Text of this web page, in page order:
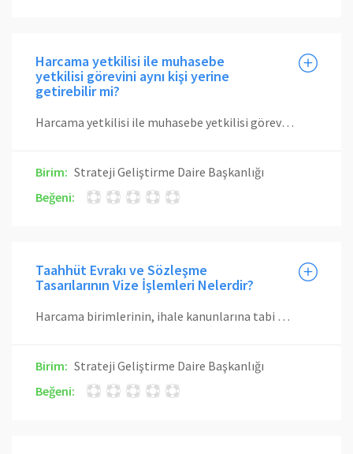
Harcama yetkilisi ile muhasebe
yetkilisi görevini aynı kişi yerine
getirebilir mi?
Harcama yetkilisi ile muhasebe yetkilisi görevi aynı kişide birleşemez. Malî hizmetler biriminde ön malî kontrol görevini yürütenler malî işlem sürecinde görev alamazlar.
Birim: Strateji Geliştirme Daire Başkanlığı
Beğeni:
Taahhüt Evrakı ve Sözleşme
Tasarılarının Vize İşlemleri Nelerdir?
Harcama birimlerinin, ihale kanunlarına tabi olsun veya olmasın, harcamayı gerektirecek taahhüt evrakı ve sözleşme tasarılarından tutarı Kamu İhale Kurumu tarafından doğrudan temin için belirlenen limit üstü mal ve hizmet alımları, sermaye giderleri ile her türlü sözleşme ve akitler ön kontrole tabidir. Bu tutarlara katma değer vergisi dahil değildir. Kontrole tabi taahhüt evrakı ve sözleşme tasarıları, bunlara ilişkin tüm bilgi ve belgeleri içerecek şekilde oluşturulan iki nüsha işlem dosyası harcama yetkilisi tarafından sözleşme imzalanmadan ve idare taahhüt altına girmeden önce Başkanlığa gönderilir. Taahhüt evrakı ve sözleşme tasarıları, Strateji Geliştirme Daire Başkanlığı İç Kontrol ve Ön Mali Kontrol Şube Müdürlüğünce en geç on işgünü içinde kontrol edilecektir. Yapılan kontrol sonucunda düzenlenen görüş yazısı, işlem dosyasının bir nüshası ile birlikte aynı süre içinde harcama yetkilisine iletilir.
Birim: Strateji Geliştirme Daire Başkanlığı
Beğeni: